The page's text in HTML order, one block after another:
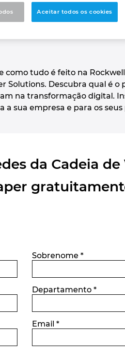
como tudo é feito na
Descubra qual é o
na transformação digital.
sua empresa e para os
da Cadeia
Sobrenome *
Departamento *
Email *
Aceitar todos os cookies